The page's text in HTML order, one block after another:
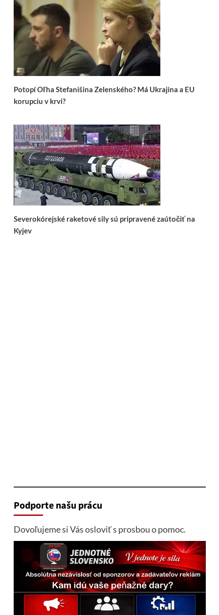
Potopí Oľha Stefanišina Zelenského? Má Ukrajina a EU
korupciu v krvi?
Severokórejské raketové sily sú pripravené zaútočiť na
Kyjev
Podporte našu prácu
Dovoľujeme si Vás osloviť s prosbou o pomoc.